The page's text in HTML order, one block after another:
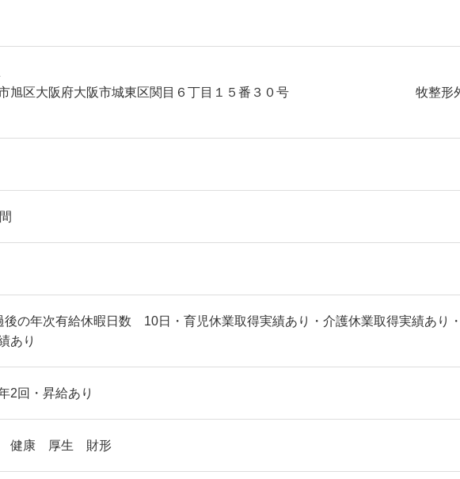
市旭区大阪府大阪市城東区関目６丁目１５番３０号 牧整形
後の年次有給休暇日数 10日・育児休業取得実績あり・介護休業取得実績あり
あり
2回・昇給あり
健康 厚生 財形